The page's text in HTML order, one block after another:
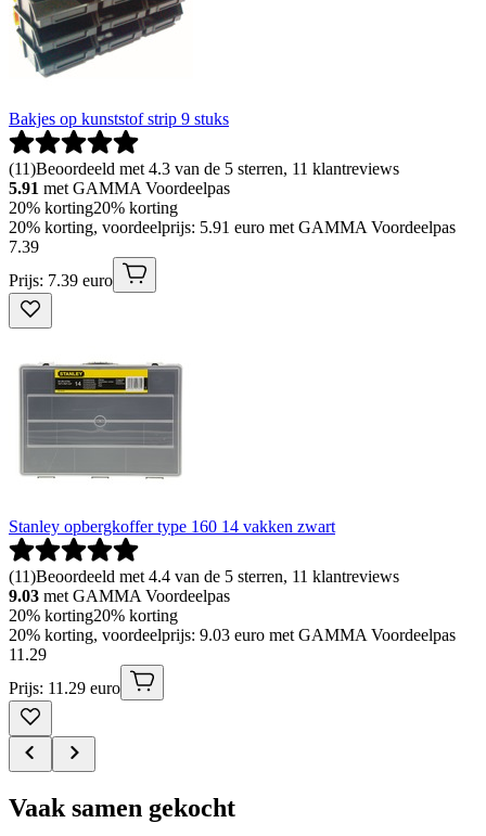
Bakjes op kunststof strip 9 stuks
(11)Beoordeeld met 4.3 van de 5 sterren, 11 klantreviews
5.91 met GAMMA Voordeelpas
20% korting20% korting
20% korting, voordeelprijs: 5.91 euro met GAMMA Voordeelpas
7.39
Prijs: 7.39 euro
Stanley opbergkoffer type 160 14 vakken zwart
(11)Beoordeeld met 4.4 van de 5 sterren, 11 klantreviews
9.03 met GAMMA Voordeelpas
20% korting20% korting
20% korting, voordeelprijs: 9.03 euro met GAMMA Voordeelpas
11 .29
Prijs: 11.29 euro
Vaak samen gekocht